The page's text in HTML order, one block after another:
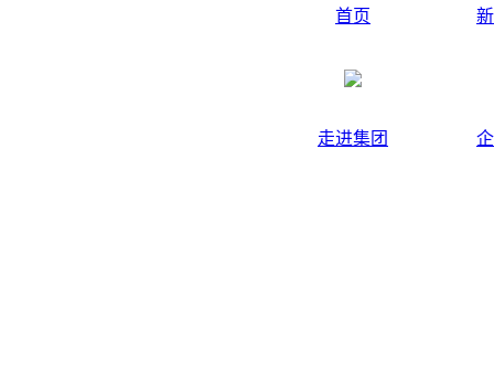
首页
走进集团